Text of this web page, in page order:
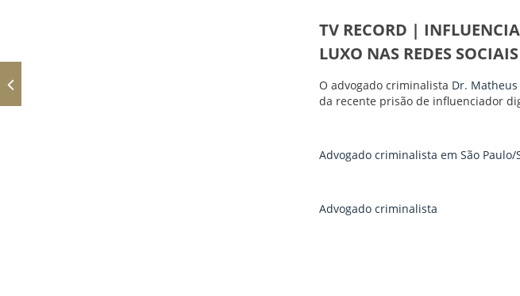
TV RECORD |
LUXO NAS REDES SOCIAIS
O advogado criminalista Dr.
da recente prisão de influenciador
Advogado criminalista em São Paulo/
Advogado criminalista